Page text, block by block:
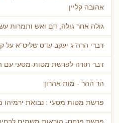
אהובה קליין
גולה אחר גולה, דם ואש ותמרות
דברי הרה"ג יעקב עדס שליט"א על
דבר תורה לפרשת מטות-מסעי עם
הר ההר - מות אהרון
פרשת מטות מסעי : נבואת ירמיהו